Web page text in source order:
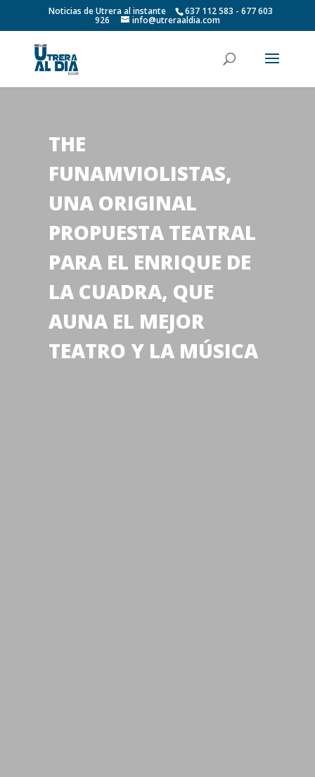
Noticias de Utrera al instante 637 112 583 - 677 603
926 info@utreraaldia.com
THE
FUNAMVIOLISTAS,
UNA ORIGINAL
PROPUESTA TEATRAL
PARA EL ENRIQUE DE
LA CUADRA, QUE
AUNA EL MEJOR
TEATRO Y LA MÚSICA